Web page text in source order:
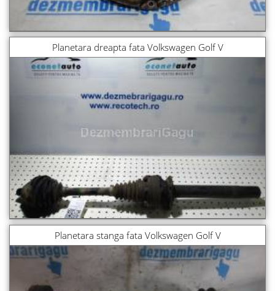
Planetara dreapta fata Volkswagen Golf V
Planetara stanga fata Volkswagen Golf V